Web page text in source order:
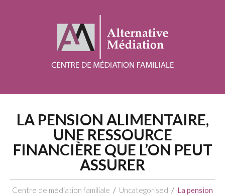
LA PENSION ALIMENTAIRE,
UNE RESSOURCE
FINANCIÈRE QUE L’ON PEUT
ASSURER
Centre de médiation familiale Uncategorised
La pension